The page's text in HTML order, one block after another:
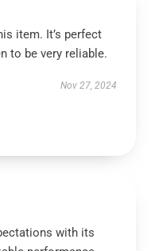
item. It’s perfect
to be very reliable.
Nov 27, 2024
with its